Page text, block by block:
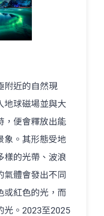
附近的自然現
地球磁場並與大
，便會釋放出能
象。其形態受地
樣的光帶、波浪
氣體會發出不同
或紅色的光，而
光。2023至2025